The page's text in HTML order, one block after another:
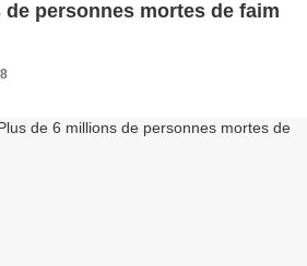
personnes mortes de faim